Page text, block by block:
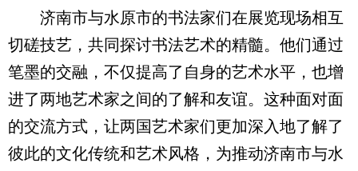
济南市与水原市的书法家们在展览现场相互
切磋技艺，共同探讨书法艺术的精髓。他们通过
笔墨的交融，不仅提高了自身的艺术水平，也增
进了两地艺术家之间的了解和友谊。这种面对面
的交流方式，让两国艺术家们更加深入地了解了
彼此的文化传统和艺术风格，为推动济南市与水